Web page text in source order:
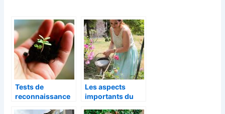
Tests de
reconnaissance
Les aspects
importants du